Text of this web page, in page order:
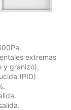
extremas
y granizo).
(PID).